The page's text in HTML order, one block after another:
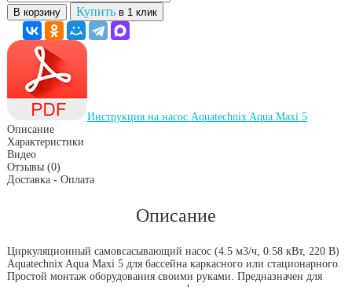
В корзину Купить в 1 клик
Инструкция на насос Aquatechnix Aqua Maxi 5
Описание
Характеристики
Видео
Отзывы (0)
Доставка - Оплата
Описание
Циркуляционный самовсасывающий насос (4.5 м3/ч, 0.58 кВт, 220 В)
Aquatechnix Aqua Maxi 5 для бассейна каркасного или стационарного.
Простой монтаж оборудования своими руками. Предназначен для